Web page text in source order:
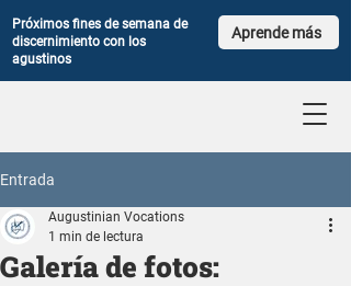
Próximos fines de semana de
discernimiento con los
agustinos
Aprende más
Entrada
Galería de fotos:
Augustinian Vocations
1 min de lectura